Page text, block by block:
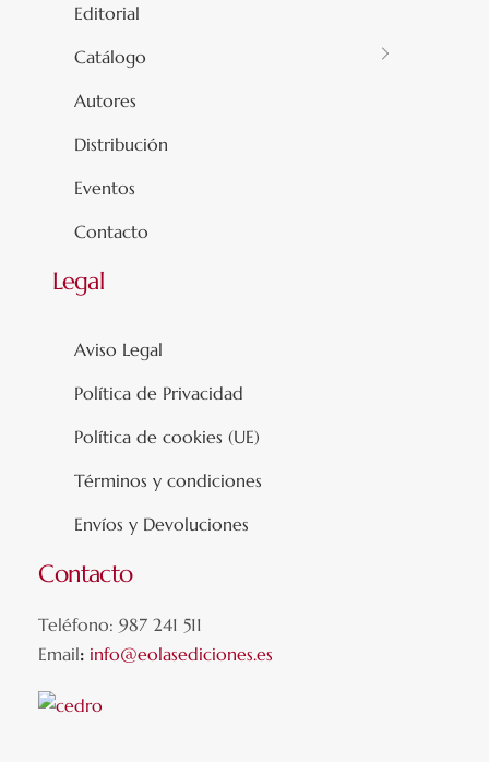
Editorial
Catálogo
Autores
Distribución
Eventos
Contacto
Legal
Aviso Legal
Política de Privacidad
Política de cookies (UE)
Términos y condiciones
Envíos y Devoluciones
Contacto
Teléfono: 987 241 511
Email: info@eolasediciones.es